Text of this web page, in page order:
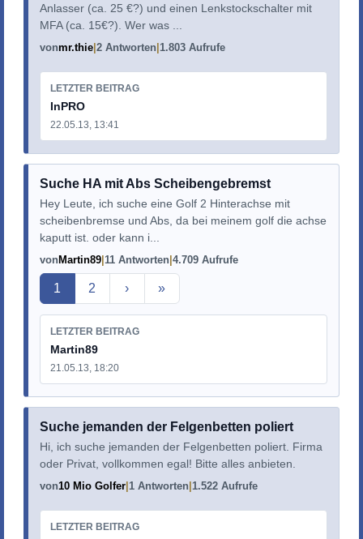
Anlasser (ca. 25 €?) und einen Lenkstockschalter mit
MFA (ca. 15€?). Wer was ...
vonmr.thie 2 Antworten 1.803 Aufrufe
LETZTER BEITRAG
InPRO
22.05.13, 13:41
Suche HA mit Abs Scheibengebremst
Hey Leute, ich suche eine Golf 2 Hinterachse mit
scheibenbremse und Abs, da bei meinem golf die achse
kaputt ist. oder kann i...
vonMartin89 11 Antworten 4.709 Aufrufe
Aktuelle Seite
1 2 › »
LETZTER BEITRAG
Martin89
21.05.13, 18:20
Suche jemanden der Felgenbetten poliert
Hi, ich suche jemanden der Felgenbetten poliert. Firma
oder Privat, vollkommen egal! Bitte alles anbieten.
von10 Mio Golfer 1 Antworten 1.522 Aufrufe
LETZTER BEITRAG